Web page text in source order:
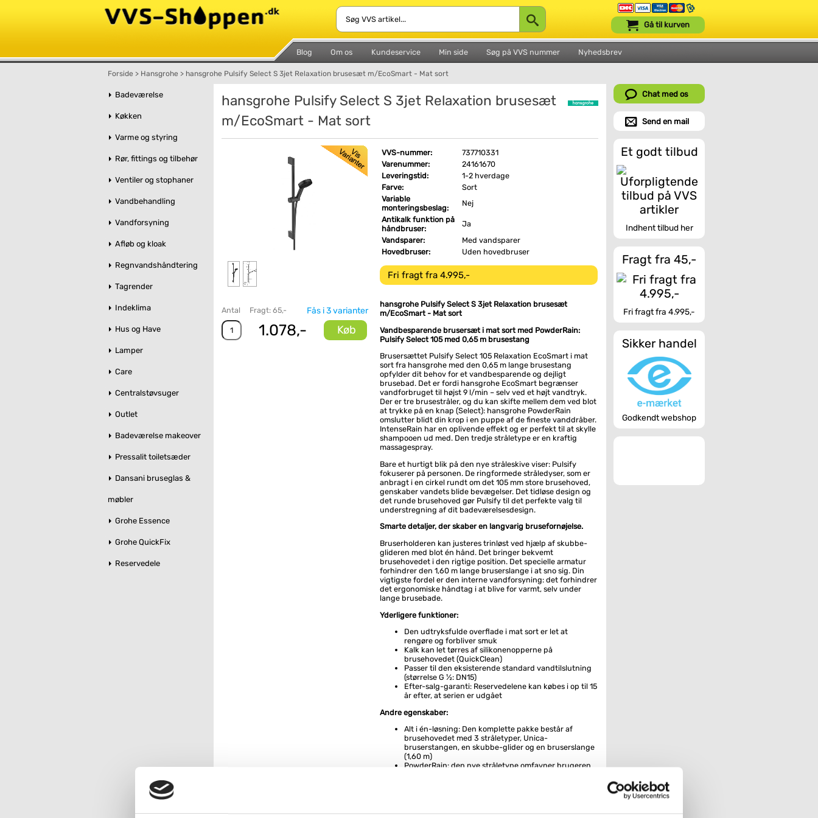
Blog Om os Kundeservice Min side Søg på VVS nummer Nyhedsbrev
Gå til kurven
Forside > Hansgrohe > hansgrohe Pulsify Select S 3jet Relaxation brusesæt m/EcoSmart - Mat sort
Badeværelse
Køkken
Varme og styring
Rør, fittings og tilbehør
Ventiler og stophaner
Vandbehandling
Vandforsyning
Afløb og kloak
Regnvandshåndtering
Tagrender
Indeklima
Hus og Have
Lamper
Care
Centralstøvsuger
Outlet
Badeværelse makeover
Pressalit toiletsæder
Dansani bruseglas &
møbler
Grohe Essence
Grohe QuickFix
Reservedele
hansgrohe Pulsify Select S 3jet Relaxation brusesæt
m/EcoSmart - Mat sort
Fås i 3 varianter
Antal Fragt: 65,-
1.078,- Køb
VVS-nummer:
737710331
Varenummer:
24161670
Leveringstid:
1-2 hverdage
Farve:
Sort
Variable
monteringsbeslag:
Nej
Antikalk funktion på
håndbruser:
Ja
Vandsparer:
Med vandsparer
Hovedbruser:
Uden hovedbruser
Fri fragt fra 4.995,-
hansgrohe Pulsify Select S 3jet Relaxation brusesæt
m/EcoSmart - Mat sort
Vandbesparende brusersæt i mat sort med PowderRain:
Pulsify Select 105 med 0,65 m brusestang
Brusersættet Pulsify Select 105 Relaxation EcoSmart i mat
sort fra hansgrohe med den 0,65 m lange brusestang
opfylder dit behov for et vandbesparende og dejligt
brusebad. Det er fordi hansgrohe EcoSmart begrænser
vandforbruget til højst 9 l/min – selv ved et højt vandtryk.
Der er tre brusestråler, og du kan skifte mellem dem ved blot
at trykke på en knap (Select): hansgrohe PowderRain
omslutter blidt din krop i en puppe af de fineste vanddråber.
IntenseRain har en oplivende effekt og er perfekt til at skylle
shampooen ud med. Den tredje stråletype er en kraftig
massagespray.
Bare et hurtigt blik på den nye stråleskive viser: Pulsify
fokuserer på personen. De ringformede stråledyser, som er
anbragt i en cirkel rundt om det 105 mm store brusehoved,
genskaber vandets blide bevægelser. Det tidløse design og
det runde brusehoved gør Pulsify til det perfekte valg til
understregning af dit badeværelsesdesign.
Smarte detaljer, der skaber en langvarig brusefornøjelse.
Bruserholderen kan justeres trinløst ved hjælp af skubbe-
glideren med blot én hånd. Det bringer bekvemt
brusehovedet i den rigtige position. Det specielle armatur
forhindrer den 1,60 m lange bruserslange i at sno sig. Din
vigtigste fordel er den interne vandforsyning: det forhindrer
det ergonomiske håndtag i at blive for varmt, selv under
lange brusebade.
Yderligere funktioner:
Den udtryksfulde overflade i mat sort er let at
rengøre og forbliver smuk
Kalk kan let tørres af silikonenopperne på
brusehovedet (QuickClean)
Passer til den eksisterende standard vandtilslutning
(størrelse G ½: DN15)
Efter-salg-garanti: Reservedelene kan købes i op til 15
år efter, at serien er udgået
Andre egenskaber:
Alt i én-løsning: Den komplette pakke består af
brusehovedet med 3 stråletyper, Unica-
bruserstangen, en skubbe-glider og en bruserslange
(1,60 m)
PowderRain: den nye stråletype omfavner brugeren
IntenseRain og den afslappende massagestråle
Chat med os
Send en mail
Et godt tilbud
Indhent tilbud her
Fragt fra 45,-
Fri fragt fra 4.995,-
Sikker handel
Godkendt webshop